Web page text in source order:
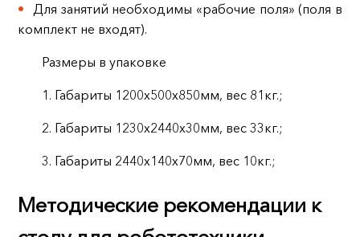
Для занятий необходимы «рабочие поля» (поля в
комплект не входят).
Размеры в упаковке
1. Габариты 1200х500х850мм, вес 81кг.;
2. Габариты 1230х2440х30мм, вес 33кг.;
3. Габариты 2440х140х70мм, вес 10кг.;
Методические рекомендации к